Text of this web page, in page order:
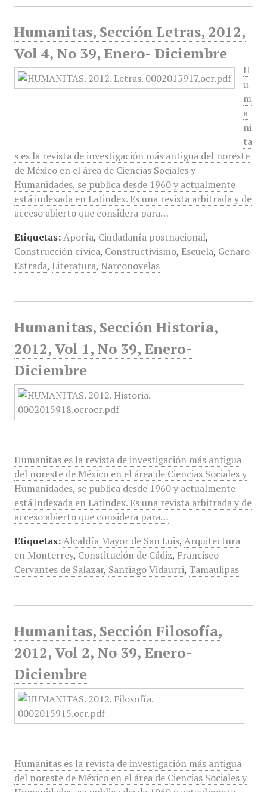
Humanitas, Sección Letras, 2012,
Vol 4, No 39, Enero- Diciembre
H
u
m
a
ni
ta
s es la revista de investigación más antigua del noreste
de México en el área de Ciencias Sociales y
Humanidades, se publica desde 1960 y actualmente
está indexada en Latindex. Es una revista arbitrada y de
acceso abierto que considera para…
Etiquetas: Aporía, Ciudadanía postnacional,
Construcción cívica, Constructivismo, Escuela, Genaro
Estrada, Literatura, Narconovelas
Humanitas, Sección Historia,
2012, Vol 1, No 39, Enero-
Diciembre
Humanitas es la revista de investigación más antigua
del noreste de México en el área de Ciencias Sociales y
Humanidades, se publica desde 1960 y actualmente
está indexada en Latindex. Es una revista arbitrada y de
acceso abierto que considera para…
Etiquetas: Alcaldía Mayor de San Luis, Arquitectura
en Monterrey, Constitución de Cádiz, Francisco
Cervantes de Salazar, Santiago Vidaurri, Tamaulipas
Humanitas, Sección Filosofía,
2012, Vol 2, No 39, Enero-
Diciembre
Humanitas es la revista de investigación más antigua
del noreste de México en el área de Ciencias Sociales y